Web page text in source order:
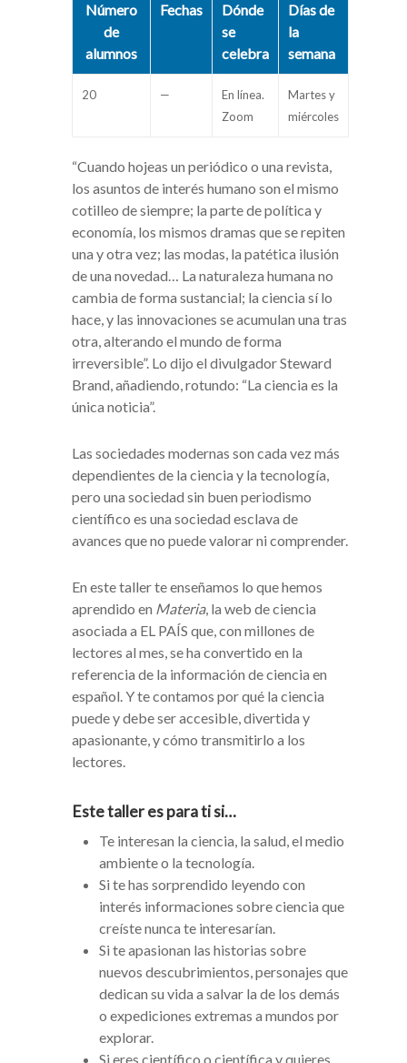
Número
de
alumnos
Fechas
Dónde
se
celebra
Días de
la
semana
20 —
En línea.
Zoom
Martes y
miércoles
“Cuando hojeas un periódico o una revista,
los asuntos de interés humano son el mismo
cotilleo de siempre; la parte de política y
economía, los mismos dramas que se repiten
una y otra vez; las modas, la patética ilusión
de una novedad… La naturaleza humana no
cambia de forma sustancial; la ciencia sí lo
hace, y las innovaciones se acumulan una tras
otra, alterando el mundo de forma
irreversible”. Lo dijo el divulgador Steward
Brand, añadiendo, rotundo: “La ciencia es la
única noticia”.
Las sociedades modernas son cada vez más
dependientes de la ciencia y la tecnología,
pero una sociedad sin buen periodismo
científico es una sociedad esclava de
avances que no puede valorar ni comprender.
En este taller te enseñamos lo que hemos
aprendido en Materia, la web de ciencia
asociada a EL PAÍS que, con millones de
lectores al mes, se ha convertido en la
referencia de la información de ciencia en
español. Y te contamos por qué la ciencia
puede y debe ser accesible, divertida y
apasionante, y cómo transmitirlo a los
lectores.
Este taller es para ti si…
Te interesan la ciencia, la salud, el medio
ambiente o la tecnología.
Si te has sorprendido leyendo con
interés informaciones sobre ciencia que
creíste nunca te interesarían.
Si te apasionan las historias sobre
nuevos descubrimientos, personajes que
dedican su vida a salvar la de los demás
o expediciones extremas a mundos por
explorar.
Si eres científico o científica y quieres